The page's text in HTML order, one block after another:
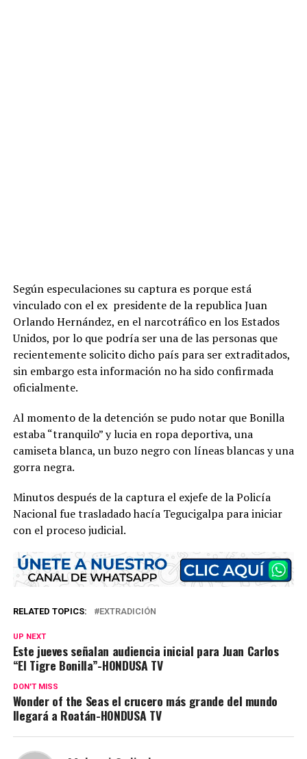
Según especulaciones su captura es porque está
vinculado con el ex presidente de la republica Juan
Orlando Hernández, en el narcotráfico en los Estados
Unidos, por lo que podría ser una de las personas que
recientemente solicito dicho país para ser extraditados,
sin embargo esta información no ha sido confirmada
oficialmente.
Al momento de la detención se pudo notar que Bonilla
estaba “tranquilo” y lucia en ropa deportiva, una
camiseta blanca, un buzo negro con líneas blancas y una
gorra negra.
Minutos después de la captura el exjefe de la Policía
Nacional fue trasladado hacía Tegucigalpa para iniciar
con el proceso judicial.
RELATED TOPICS: EXTRADICIÓN
UP NEXT
Este jueves señalan audiencia inicial para Juan Carlos
“El Tigre Bonilla”-HONDUSA TV
DON'T MISS
Wonder of the Seas el crucero más grande del mundo
llegará a Roatán-HONDUSA TV